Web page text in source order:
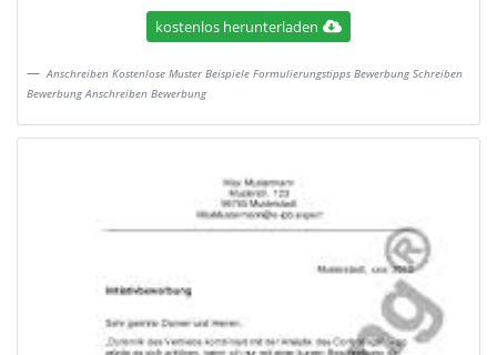
kostenlos herunterladen
Anschreiben Kostenlose Muster Beispiele Formulierungstipps Bewerbung Schreiben
Bewerbung Anschreiben Bewerbung